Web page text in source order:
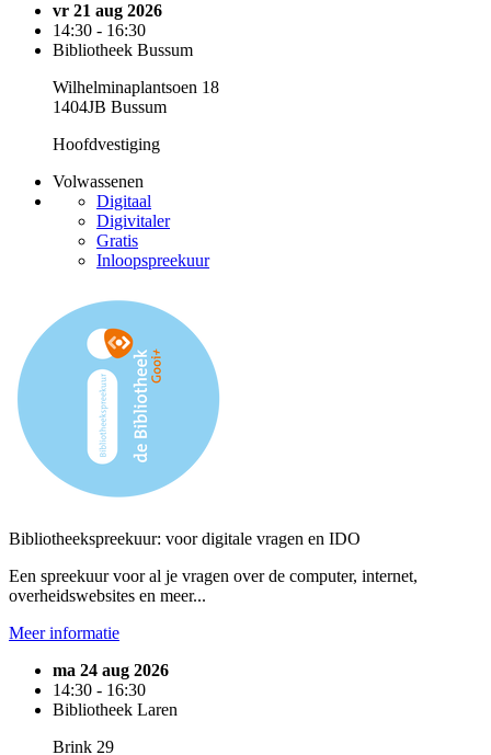
vr 21 aug 2026
14:30 - 16:30
Bibliotheek Bussum
Wilhelminaplantsoen 18
1404JB Bussum
Hoofdvestiging
Volwassenen
Digitaal
Digivitaler
Gratis
Inloopspreekuur
Bibliotheekspreekuur: voor digitale vragen en IDO
Een spreekuur voor al je vragen over de computer, internet,
overheidswebsites en meer...
Meer informatie
ma 24 aug 2026
14:30 - 16:30
Bibliotheek Laren
Brink 29